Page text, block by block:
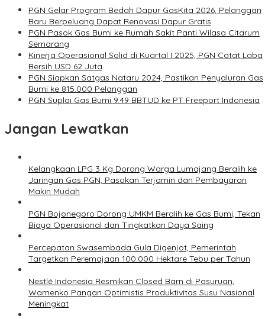
PGN Gelar Program Bedah Dapur GasKita 2026, Pelanggan
Baru Berpeluang Dapat Renovasi Dapur Gratis
PGN Pasok Gas Bumi ke Rumah Sakit Panti Wilasa Citarum
Semarang
Kinerja Operasional Solid di Kuartal I 2025, PGN Catat Laba
Bersih USD 62 Juta
PGN Siapkan Satgas Nataru 2024, Pastikan Penyaluran Gas
Bumi ke 815.000 Pelanggan
PGN Suplai Gas Bumi 9.49 BBTUD ke PT Freeport Indonesia
Jangan Lewatkan
Kelangkaan LPG 3 Kg Dorong Warga Lumajang Beralih ke
Jaringan Gas PGN, Pasokan Terjamin dan Pembayaran
Makin Mudah
PGN Bojonegoro Dorong UMKM Beralih ke Gas Bumi, Tekan
Biaya Operasional dan Tingkatkan Daya Saing
Percepatan Swasembada Gula Digenjot, Pemerintah
Targetkan Peremajaan 100.000 Hektare Tebu per Tahun
Nestlé Indonesia Resmikan Closed Barn di Pasuruan,
Wamenko Pangan Optimistis Produktivitas Susu Nasional
Meningkat